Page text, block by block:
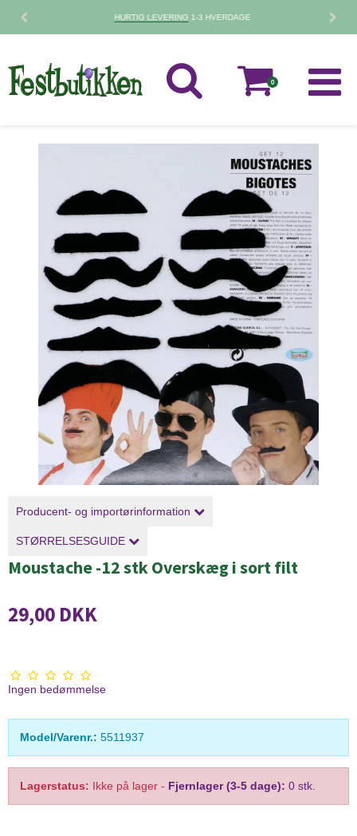
30 DAGESFORTRYDELSESRET
0
Producent- og importørinformation
STØRRELSESGUIDE
Moustache -12 stk Overskæg i sort filt
29,00 DKK
Ingen bedømmelse
Model/Varenr.: 5511937
Lagerstatus: Ikke på lager - Fjernlager (3-5 dage): 0 stk.